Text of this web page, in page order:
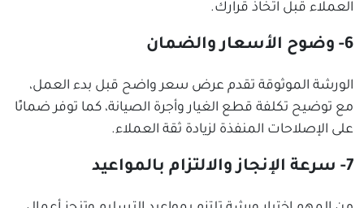
العملاء قبل اتخاذ قرارك.
6- وضوح الأسعار والضمان
الورشة الموثوقة تقدم عرض سعر واضح قبل بدء العمل،
مع توضيح تكلفة قطع الغيار وأجرة الصيانة، كما توفر ضمانًا
على الإصلاحات المنفذة لزيادة ثقة العملاء.
7- سرعة الإنجاز والالتزام بالمواعيد